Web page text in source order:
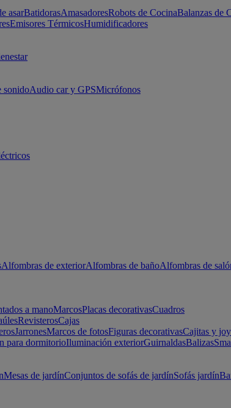
asarBatidorasAmasadoresRobots de CocinaBalanzas de
Emisores TérmicosHumidificadores
sonidoAudio car y GPSMicrófonos
Alfombras de exteriorAlfombras de bañoAlfombras de
a manoMarcosPlacas decorativasCuadros
RevisterosCajas
JarronesMarcos de fotosFiguras decorativasCajitas y
para dormitorioIluminación exteriorGuirnaldasBalizas
Mesas de jardínConjuntos de sofás de jardínSofás jardín